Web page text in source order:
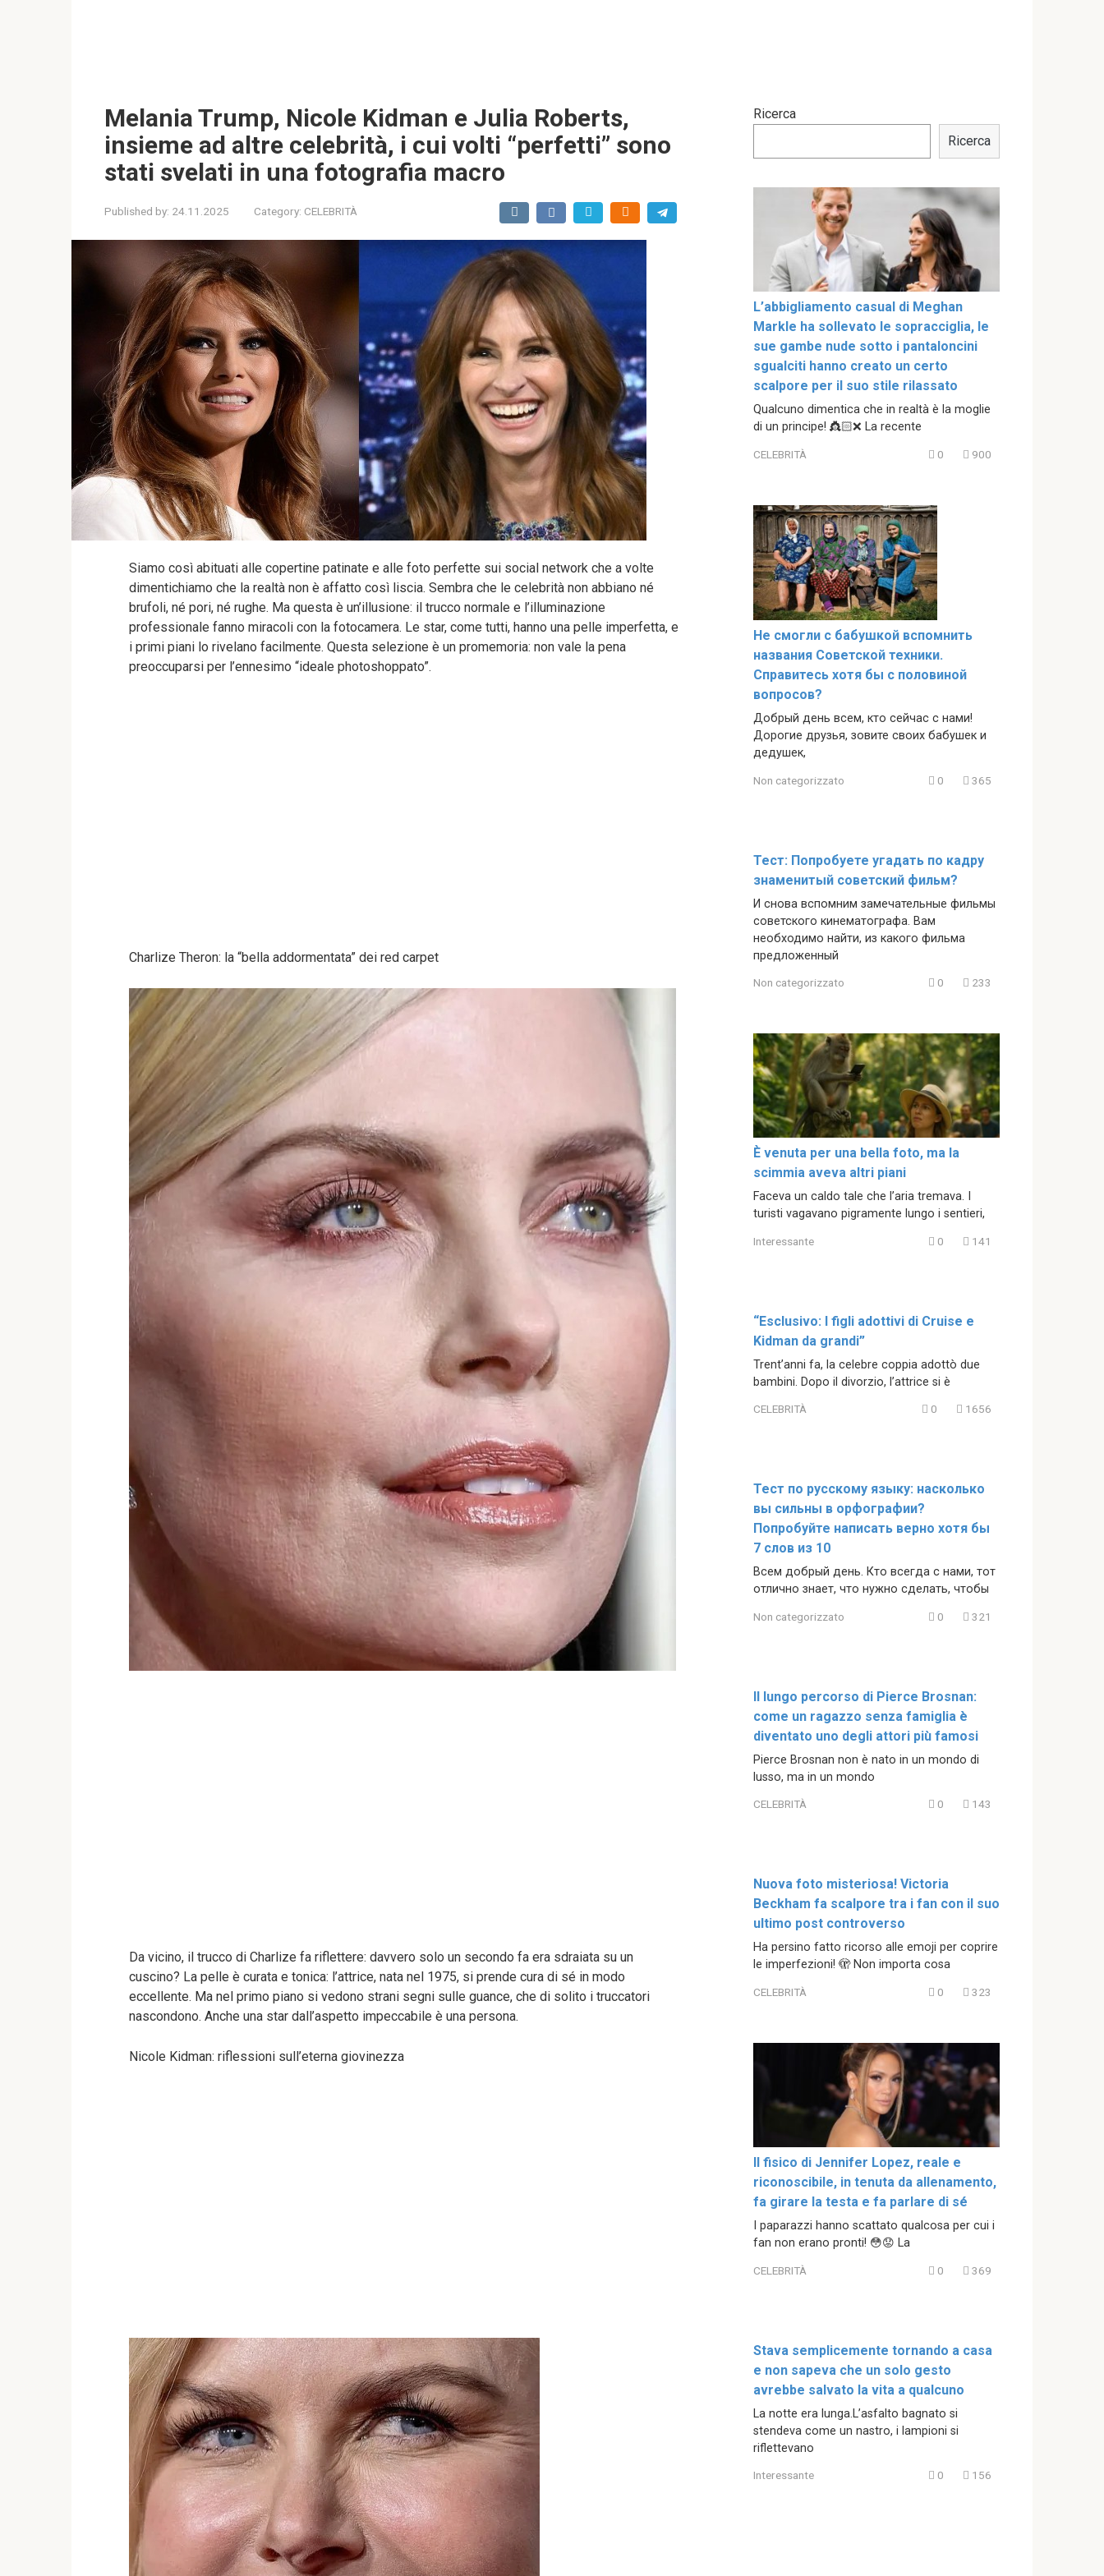
Melania Trump, Nicole Kidman e Julia Roberts,
insieme ad altre celebrità, i cui volti “perfetti” sono
stati svelati in una fotografia macro
Published by: 24.11.2025 Category: CELEBRITÀ
Siamo così abituati alle copertine patinate e alle foto perfette sui social network che a volte
dimentichiamo che la realtà non è affatto così liscia. Sembra che le celebrità non abbiano né
brufoli, né pori, né rughe. Ma questa è un’illusione: il trucco normale e l’illuminazione
professionale fanno miracoli con la fotocamera. Le star, come tutti, hanno una pelle imperfetta, e
i primi piani lo rivelano facilmente. Questa selezione è un promemoria: non vale la pena
preoccuparsi per l’ennesimo “ideale photoshoppato”.
Charlize Theron: la “bella addormentata” dei red carpet
Da vicino, il trucco di Charlize fa riflettere: davvero solo un secondo fa era sdraiata su un
cuscino? La pelle è curata e tonica: l’attrice, nata nel 1975, si prende cura di sé in modo
eccellente. Ma nel primo piano si vedono strani segni sulle guance, che di solito i truccatori
nascondono. Anche una star dall’aspetto impeccabile è una persona.
Nicole Kidman: riflessioni sull’eterna giovinezza
Ricerca
Ricerca
L’abbigliamento casual di Meghan
Markle ha sollevato le sopracciglia, le
sue gambe nude sotto i pantaloncini
sgualciti hanno creato un certo
scalpore per il suo stile rilassato
Qualcuno dimentica che in realtà è la moglie
di un principe! 👸🏻❌ La recente
CELEBRITÀ 0 900
Не смогли с бабушкой вспомнить
названия Советской техники.
Справитесь хотя бы с половиной
вопросов?
Добрый день всем, кто сейчас с нами!
Дорогие друзья, зовите своих бабушек и
дедушек,
Non categorizzato 0 365
Тест: Попробуете угадать по кадру
знаменитый советский фильм?
И снова вспомним замечательные фильмы
советского кинематографа. Вам
необходимо найти, из какого фильма
предложенный
Non categorizzato 0 233
È venuta per una bella foto, ma la
scimmia aveva altri piani
Faceva un caldo tale che l’aria tremava. I
turisti vagavano pigramente lungo i sentieri,
Interessante 0 141
“Esclusivo: I figli adottivi di Cruise e
Kidman da grandi”
Trent’anni fa, la celebre coppia adottò due
bambini. Dopo il divorzio, l’attrice si è
CELEBRITÀ 0 1656
Тест по русскому языку: насколько
вы сильны в орфографии?
Попробуйте написать верно хотя бы
7 слов из 10
Всем добрый день. Кто всегда с нами, тот
отлично знает, что нужно сделать, чтобы
Non categorizzato 0 321
Il lungo percorso di Pierce Brosnan:
come un ragazzo senza famiglia è
diventato uno degli attori più famosi
Pierce Brosnan non è nato in un mondo di
lusso, ma in un mondo
CELEBRITÀ 0 143
Nuova foto misteriosa! Victoria
Beckham fa scalpore tra i fan con il suo
ultimo post controverso
Ha persino fatto ricorso alle emoji per coprire
le imperfezioni! 🫣 Non importa cosa
CELEBRITÀ 0 323
Il fisico di Jennifer Lopez, reale e
riconoscibile, in tenuta da allenamento,
fa girare la testa e fa parlare di sé
I paparazzi hanno scattato qualcosa per cui i
fan non erano pronti! 😳😟 La
CELEBRITÀ 0 369
Stava semplicemente tornando a casa
e non sapeva che un solo gesto
avrebbe salvato la vita a qualcuno
La notte era lunga.L’asfalto bagnato si
stendeva come un nastro, i lampioni si
riflettevano
Interessante 0 156